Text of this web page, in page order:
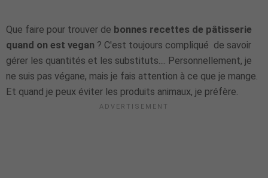
Que faire pour trouver de bonnes recettes de pâtisserie
quand on est vegan ? C'est toujours compliqué de savoir
gérer les quantités et les substituts.... Personnellement, je
ne suis pas végane, mais je fais attention à ce que je mange.
Et quand je peux éviter les produits animaux, je préfère.